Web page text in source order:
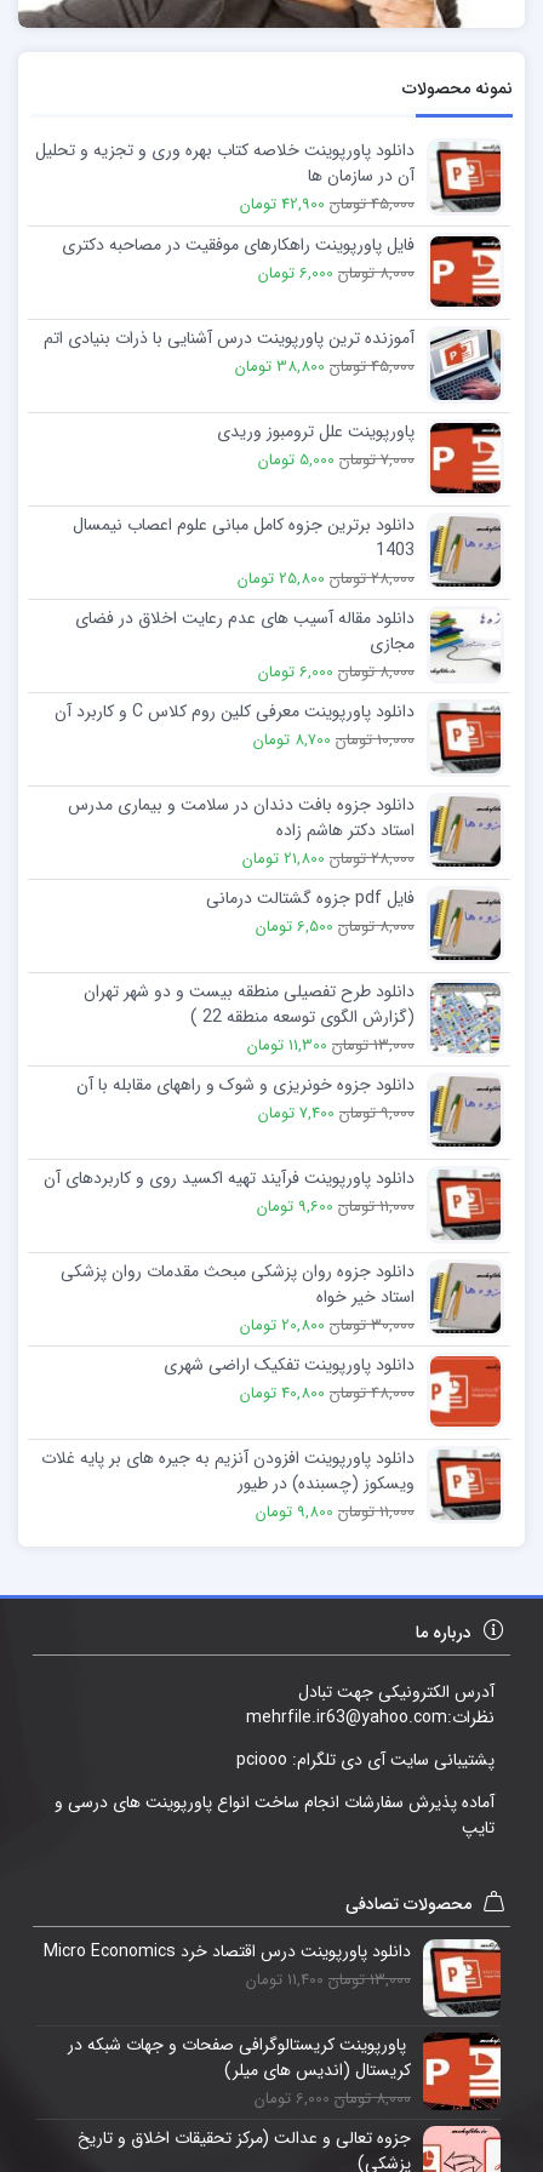
نمونه محصولات
دانلود پاورپوینت خلاصه کتاب بهره وری و تجزيه و تحليل
آن در سازمان ها
45,000 تومان 42,900 تومان
فایل پاورپوینت راهکارهای موفقیت در مصاحبه دکتری
8,000 تومان 6,000 تومان
آموزنده ترین پاورپوینت درس آشنایی با ذرات بنیادی اتم
45,000 تومان 38,800 تومان
پاورپوینت علل ترومبوز وریدی
7,000 تومان 5,000 تومان
دانلود برترین جزوه کامل مبانی علوم اعصاب نیمسال
1403
28,000 تومان 25,800 تومان
دانلود مقاله آسیب های عدم رعایت اخلاق در فضای
مجازی
8,000 تومان 6,000 تومان
دانلود پاورپوینت معرفی کلین روم کلاس C و کاربرد آن
10,000 تومان 8,700 تومان
دانلود جزوه بافت دندان در سلامت و بیماری مدرس
استاد دکتر هاشم زاده
28,000 تومان 21,800 تومان
فایل pdf جزوه گشتالت درمانی
8,000 تومان 6,500 تومان
دانلود طرح تفصیلی منطقه بیست و دو شهر تهران
(گزارش الگوی توسعه منطقه 22 )
13,000 تومان 11,300 تومان
دانلود جزوه خونریزی و شوک و راههای مقابله با آن
9,000 تومان 7,400 تومان
دانلود پاورپوینت فرآیند تهیه اکسید روی و کاربردهای آن
11,000 تومان 9,600 تومان
دانلود جزوه روان پزشکی مبحث مقدمات روان پزشکی
استاد خیر خواه
30,000 تومان 20,800 تومان
دانلود پاورپوینت تفکیک اراضی شهری
48,000 تومان 40,800 تومان
دانلود پاورپوینت افزودن آنزیم به جیره های بر پایه غلات
ویسکوز (چسبنده) در طیور
11,000 تومان 9,800 تومان
درباره ما
آدرس الکترونیکی جهت تبادل
نظرات:mehrfile.ir63@yahoo.com
پشتیبانی سایت آی دی تلگرام: pciooo
آماده پذیرش سفارشات انجام ساخت انواع پاورپوینت های درسی و
تایپ
محصولات تصادفی
دانلود پاورپوینت درس اقتصاد خرد Micro Economics
13,000 تومان 11,400 تومان
پاورپوینت کریستالوگرافی صفحات و جهات شبکه در
کریستال (اندیس های میلر)
8,000 تومان 6,000 تومان
جزوه تعالی و عدالت (مرکز تحقیقات اخلاق و تاریخ
پزشکی)